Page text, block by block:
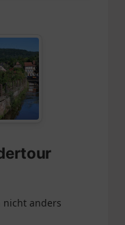
nicht anders